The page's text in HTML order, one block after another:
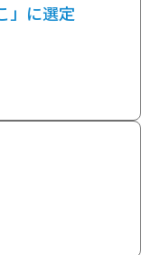
」に選定